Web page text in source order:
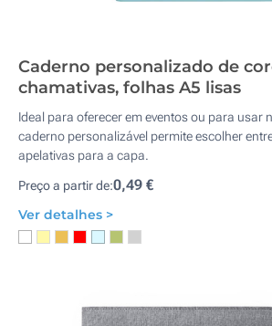
Caderno personalizado de
chamativas, folhas A5 lisas
Ideal para oferecer em eventos ou para usar
caderno personalizável permite escolher
apelativas para a capa.
Preço a partir de:0,49 €
Ver detalhes >